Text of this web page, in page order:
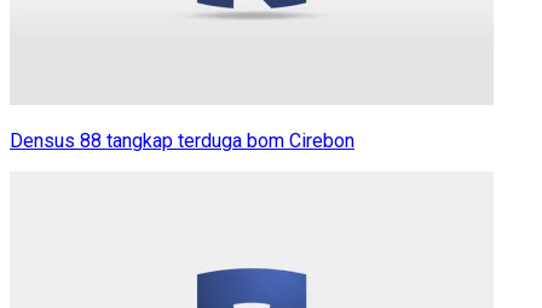
Densus 88 tangkap terduga bom Cirebon